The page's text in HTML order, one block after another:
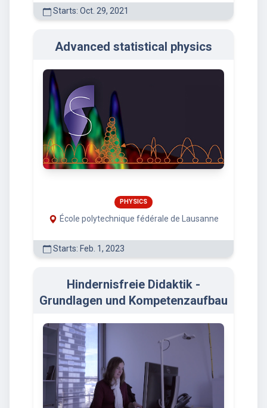
Starts: Oct. 29, 2021
Advanced statistical physics
PHYSICS
École polytechnique fédérale de Lausanne
Starts: Feb. 1, 2023
Hindernisfreie Didaktik -
Grundlagen und Kompetenzaufbau